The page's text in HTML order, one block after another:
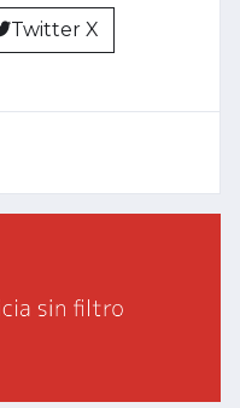
Twitter X